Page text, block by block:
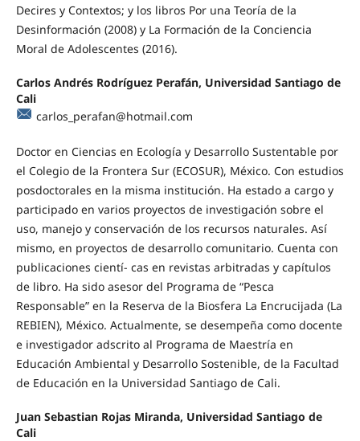
Decires y Contextos; y los libros Por una Teoría de la
Desinformación (2008) y La Formación de la Conciencia
Moral de Adolescentes (2016).
Carlos Andrés Rodríguez Perafán, Universidad Santiago de
Cali
carlos_perafan@hotmail.com
Doctor en Ciencias en Ecología y Desarrollo Sustentable por
el Colegio de la Frontera Sur (ECOSUR), México. Con estudios
posdoctorales en la misma institución. Ha estado a cargo y
participado en varios proyectos de investigación sobre el
uso, manejo y conservación de los recursos naturales. Así
mismo, en proyectos de desarrollo comunitario. Cuenta con
publicaciones cientí- cas en revistas arbitradas y capítulos
de libro. Ha sido asesor del Programa de “Pesca
Responsable” en la Reserva de la Biosfera La Encrucijada (La
REBIEN), México. Actualmente, se desempeña como docente
e investigador adscrito al Programa de Maestría en
Educación Ambiental y Desarrollo Sostenible, de la Facultad
de Educación en la Universidad Santiago de Cali.
Juan Sebastian Rojas Miranda, Universidad Santiago de
Cali